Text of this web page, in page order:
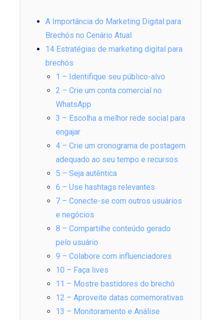
A Importância do Marketing Digital para
Brechós no Cenário Atual
14 Estratégias de marketing digital para
brechós
1 – Identifique seu público-alvo
2 – Crie um conta comercial no
WhatsApp
3 – Escolha a melhor rede social para
engajar
4 – Crie um cronograma de postagem
adequado ao seu tempo e recursos
5 – Seja autêntica
6 – Use hashtags relevantes
7 – Conecte-se com outros usuários
e negócios
8 – Compartilhe conteúdo gerado
pelo usuário
9 – Colabore com influenciadores
10 – Faça lives
11 – Mostre bastidores do brechó
12 – Aproveite datas comemorativas
13 – Monitoramento e Análise